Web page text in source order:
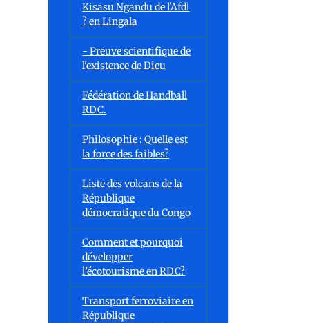
Kisasu Ngandu de l'Afdl
? en Lingala
- Preuve scientifique de
l'existence de Dieu
Fédération de Handball
RDC.
Philosophie : Quelle est
la force des faibles?
Liste des volcans de la
République
démocratique du Congo
Comment et pourquoi
développer
l’écotourisme en RDC?
Transport ferroviaire en
République